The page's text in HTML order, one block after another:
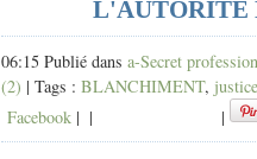
L'AUTORITE
06:15 Publié dans a-Secret
(2) | Tags : BLANCHIMENT, justice
Facebook | | |